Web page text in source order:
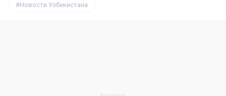
Новости Узбекистана